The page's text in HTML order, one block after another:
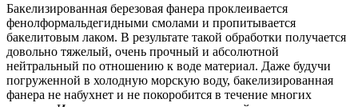
Бакелизированная березовая фанера проклеивается
фенолформальдегидными смолами и пропитывается
бакелитовым лаком. В результате такой обработки получается
довольно тяжелый, очень прочный и абсолютной
нейтральный по отношению к воде материал. Даже будучи
погруженной в холодную морскую воду, бакелизированная
фанера не набухнет и не покоробится в течение многих